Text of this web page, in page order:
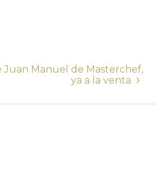
Juan Manuel de Masterchef,
ya a la venta